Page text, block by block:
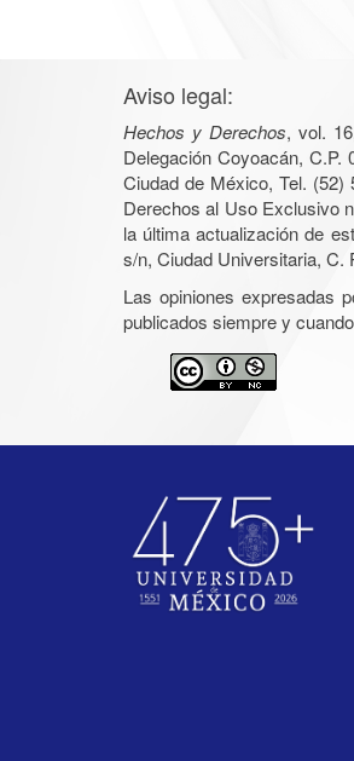
Aviso legal:
Hechos y Derechos, vol.
Delegación Coyoacán,
Ciudad de México, Tel. (52)
Derechos al Uso Exclusivo
la última actualización de
s/n, Ciudad Universitaria, C.
Las opiniones expresadas
publicados siempre y